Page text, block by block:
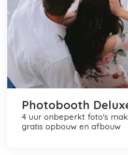
Photobooth
4 uur onbeperkt foto's maken en printen +
gratis opbouw en afbouw